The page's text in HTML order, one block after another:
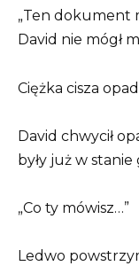
„Ten dokument
David nie mógł
Ciężka cisza
David chwycił
były już w
„Co ty mówisz…”
Ledwo